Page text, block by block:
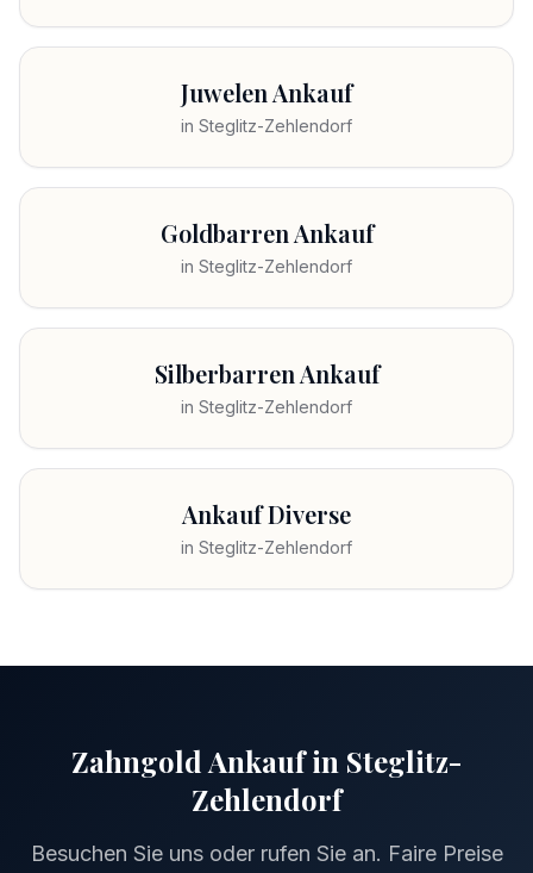
Juwelen Ankauf
in Steglitz-Zehlendorf
Goldbarren Ankauf
in Steglitz-Zehlendorf
Silberbarren Ankauf
in Steglitz-Zehlendorf
Ankauf Diverse
in Steglitz-Zehlendorf
Zahngold Ankauf in Steglitz-
Zehlendorf
Besuchen Sie uns oder rufen Sie an. Faire Preise